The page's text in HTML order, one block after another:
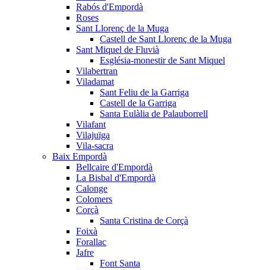
Rabós d'Empordà
Roses
Sant Llorenç de la Muga
Castell de Sant Llorenç de la Muga
Sant Miquel de Fluvià
Església-monestir de Sant Miquel
Vilabertran
Viladamat
Sant Feliu de la Garriga
Castell de la Garriga
Santa Eulàlia de Palauborrell
Vilafant
Vilajuïga
Vila-sacra
Baix Empordà
Bellcaire d'Empordà
La Bisbal d'Empordà
Calonge
Colomers
Corçà
Santa Cristina de Corçà
Foixà
Forallac
Jafre
Font Santa